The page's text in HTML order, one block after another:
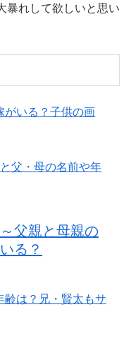
暴れして欲しいと思い
がいる？子供の画
父・母の名前や年
父親と母親の
る？
齢は？兄・賢太もサ